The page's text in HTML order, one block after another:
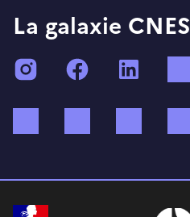
La galaxie CNES
InstagramFacebook